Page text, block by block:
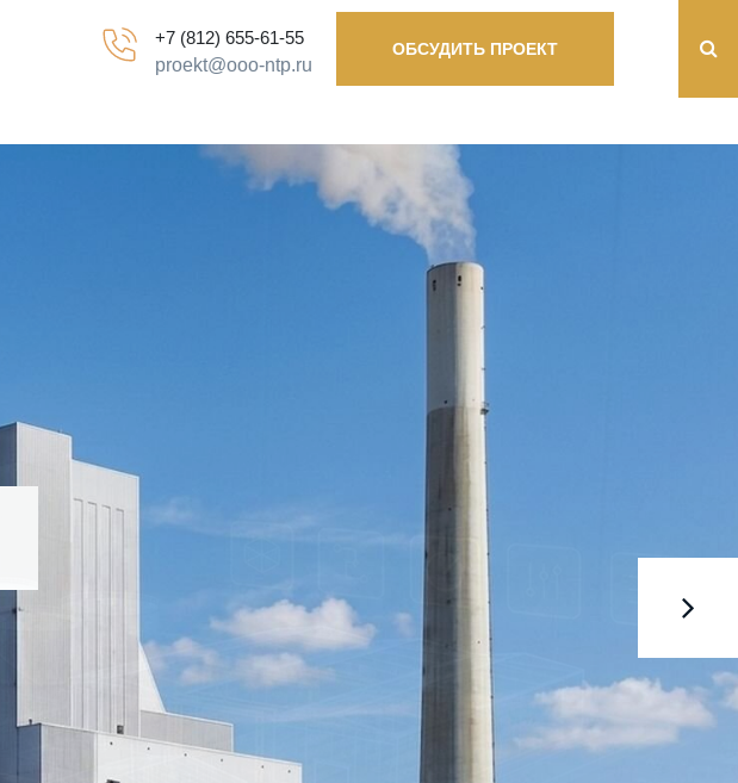
+7 (812) 655-61-55
proekt@ooo-ntp.ru
ОБСУДИТЬ ПРОЕКТ